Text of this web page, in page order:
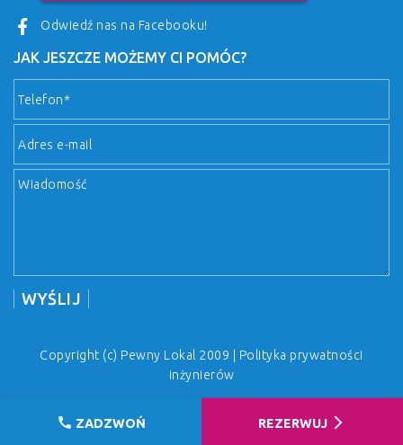
Odwiedź nas na Facebooku!
JAK JESZCZE MOŻEMY CI POMÓC?
Copyright (c) Pewny Lokal 2009 | Polityka prywatności
inżynierów
call ZADZWOŃ REZERWUJ arrow_forward_ios